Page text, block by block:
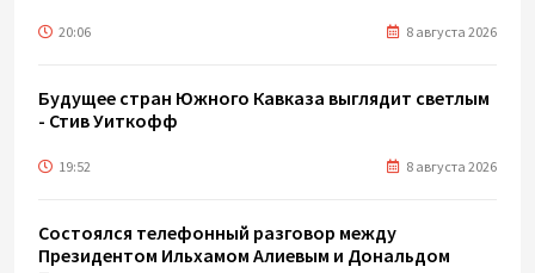
20:06 8 августа 2026
Будущее стран Южного Кавказа выглядит светлым
- Стив Уиткофф
19:52 8 августа 2026
Состоялся телефонный разговор между
Президентом Ильхамом Алиевым и Дональдом